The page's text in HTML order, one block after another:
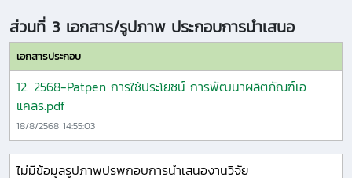
ส่วนที่ 3 เอกสาร/รูปภาพ ประกอบการนำเสนอ
เอกสารประกอบ
12. 2568-Patpen การใช้ประโยชน์ การพัฒนาผลิตภัณฑ์เอ
แคลร.pdf
18/8/2568 14:55:03
ไม่มีข้อมูลรูปภาพปรพกอบการนำเสนองานวิจัย